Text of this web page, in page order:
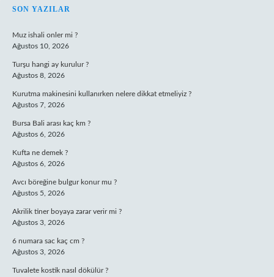
SIDEBAR
SON YAZILAR
Muz ishali onler mi ?
Ağustos 10, 2026
Turşu hangi ay kurulur ?
Ağustos 8, 2026
Kurutma makinesini kullanırken nelere dikkat etmeliyiz ?
Ağustos 7, 2026
Bursa Bali arası kaç km ?
Ağustos 6, 2026
Kufta ne demek ?
Ağustos 6, 2026
Avcı böreğine bulgur konur mu ?
Ağustos 5, 2026
Akrilik tiner boyaya zarar verir mi ?
Ağustos 3, 2026
6 numara sac kaç cm ?
Ağustos 3, 2026
Tuvalete kostik nasıl dökülür ?